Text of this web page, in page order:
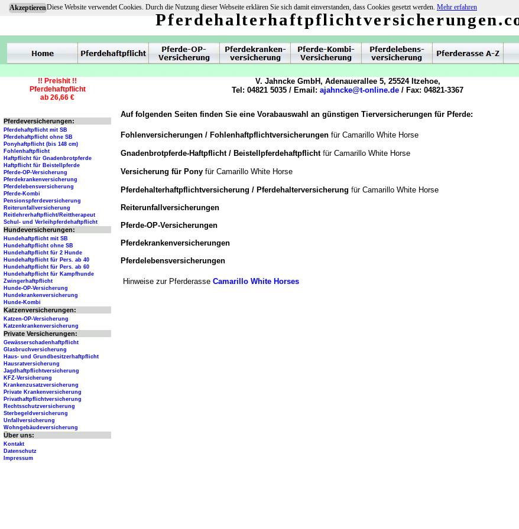
AkzeptierenDiese Website verwendet Cookies. Durch die Nutzung dieser Webseite erklären Sie sich damit einverstanden, dass Cookies gesetzt werden. Mehr erfahren
Auf folgenden Seiten finden Sie eine Vorabauswahl an günstigen Tierversicherungen für Pferde:
Fohlenversicherungen / Fohlenhaftpflichtversicherungen für Camarillo White Horse
Gnadenbrotpferde-Haftpflicht / Beistellpferdehaftpflichtfür Camarillo White Horse
Versicherung für Pony für Camarillo White Horse
Pferdehalterhaftpflichtversicherung / Pferdehalterversicherung für Camarillo White Horse
Reiterunfallversicherungen
Pferde-OP-Versicherungen
Pferdekrankenversicherungen
Pferdelebensversicherungen
Hinweise zur Pferderasse Camarillo White Horses
V. Jahncke GmbH, Adenauerallee 5, 25524 Itzehoe,
Tel: 04821 5035 / Email: ajahncke@t-online.de / Fax: 04821-3367
!! Preishit !!
Pferdehaftpflicht
ab 26,66 €
Pferdeversicherungen:
Pferdehaftpflicht mit SB
Pferdehaftpflicht ohne SB
Ponyhaftpflicht (bis 148 cm)
Fohlenhaftpflicht
Haftpflicht für Gnadenbrotpferde
Haftpflicht für Beistellpferde
Pferde-OP-Versicherung
Pferdekrankenversicherung
Pferdelebensversicherung
Pferde-Kombi
Pensionspferdeversicherung
Reiterunfallversicherung
Reitlehrerhaftpflicht/Reittherapeut
Schul- und Verleihpferdehaftpflicht
Hundeversicherungen:
Hundehaftpflicht mit SB
Hundehaftpflicht ohne SB
Hundehaftpflicht für 2 Hunde
Hundehaftpflicht für Pers. ab 40
Hundehaftpflicht für Pers. ab 60
Hundehaftpflicht für Kampfhunde
Zwingerhaftpflicht
Hunde-OP-Versicherung
Hundekrankenversicherung
Hunde-Kombi
Katzenversicherungen:
Katzen-OP-Versicherung
Katzenkrankenversicherung
Private Versicherungen:
Gewässerschadenhaftpflicht
Glasbruchversicherung
Haus- und Grundbesitzerhaftpflicht
Hausratversicherung
Jagdhaftpflichtversicherung
KFZ-Versicherung
Krankenzusatzversicherung
Private Krankenversicherung
Privathaftpflichtversicherung
Rechtsschutzversicherung
Sterbegeldversicherung
Unfallversicherung
Wohngebäudeversicherung
Über uns:
Kontakt
Datenschutz
Impressum